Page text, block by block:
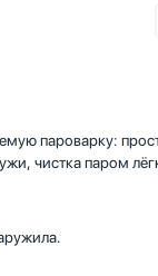
пароварку:
чистка паром